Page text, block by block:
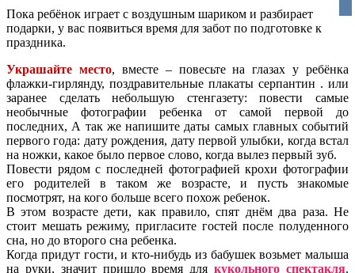
Пока ребёнок играет с воздушным шариком и разбирает
подарки, у вас появиться время для забот по подготовке к
праздника.
Украшайте место, вместе – повесьте на глазах у ребёнка
флажки-гирлянду, поздравительные плакаты серпантин . или
заранее сделать небольшую стенгазету: повести самые
необычные фотографии ребенка от самой первой до
последних, А так же напишите даты самых главных событий
первого года: дату рождения, дату первой улыбки, когда встал
на ножки, какое было первое слово, когда вылез первый зуб.
Повести рядом с последней фотографией крохи фотографии
его родителей в таком же возрасте, и пусть знакомые
посмотрят, на кого больше всего похож ребенок.
В этом возрасте дети, как правило, спят днём два раза. Не
стоит мешать режиму, пригласите гостей после полуденного
сна, но до второго сна ребенка.
Когда придут гости, и кто-нибудь из бабушек возьмет малыша
на руки, значит пришло время длякукольного спектакля.